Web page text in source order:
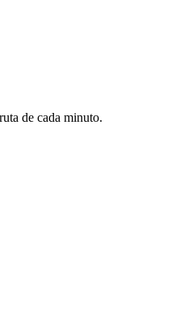
de cada minuto.